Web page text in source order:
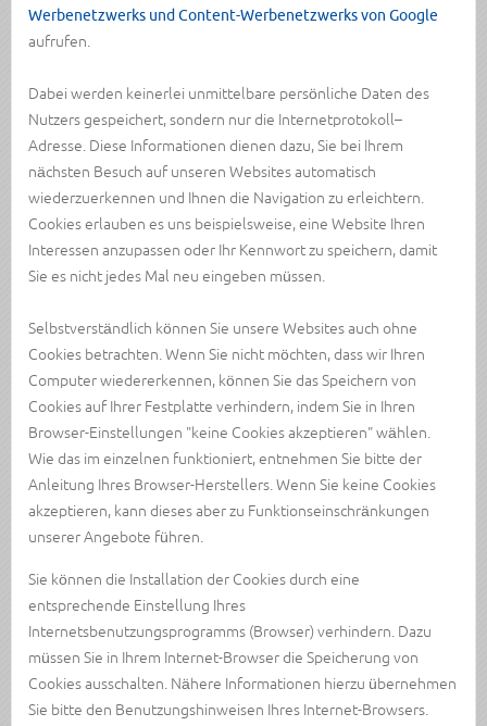
Werbenetzwerks und Content-Werbenetzwerks von Google
aufrufen.
Dabei werden keinerlei unmittelbare persönliche Daten des
Nutzers gespeichert, sondern nur die Internetprotokoll–
Adresse. Diese Informationen dienen dazu, Sie bei Ihrem
nächsten Besuch auf unseren Websites automatisch
wiederzuerkennen und Ihnen die Navigation zu erleichtern.
Cookies erlauben es uns beispielsweise, eine Website Ihren
Interessen anzupassen oder Ihr Kennwort zu speichern, damit
Sie es nicht jedes Mal neu eingeben müssen.
Selbstverständlich können Sie unsere Websites auch ohne
Cookies betrachten. Wenn Sie nicht möchten, dass wir Ihren
Computer wiedererkennen, können Sie das Speichern von
Cookies auf Ihrer Festplatte verhindern, indem Sie in Ihren
Browser-Einstellungen "keine Cookies akzeptieren" wählen.
Wie das im einzelnen funktioniert, entnehmen Sie bitte der
Anleitung Ihres Browser-Herstellers. Wenn Sie keine Cookies
akzeptieren, kann dieses aber zu Funktionseinschränkungen
unserer Angebote führen.
Sie können die Installation der Cookies durch eine
entsprechende Einstellung Ihres
Internetsbenutzungsprogramms (Browser) verhindern. Dazu
müssen Sie in Ihrem Internet-Browser die Speicherung von
Cookies ausschalten. Nähere Informationen hierzu übernehmen
Sie bitte den Benutzungshinweisen Ihres Internet-Browsers.